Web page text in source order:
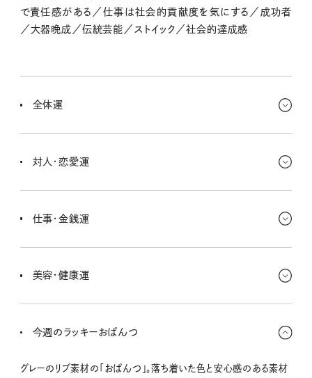
で責任感がある／仕事は社会的貢献度を気にする／成功者
／大器晩成／伝統芸能／ストイック／社会的達成感
全体運
る週だよ〜。いつもコツコツがんばってるキミだからこそ、少し休憩
今日の自分を整えてからでOK！
対人・恋愛運
うから、適度な距離感を意識してね〜。シングルは、まじめな会話か
仕事・金銭運
いい日用品”を買ってみると運気もアップ♪ 今あるものを活かす工
美容・健康運
ズムを整えることがいちばん効くとき。冷房の冷えにも注意して、足
今週のラッキーおぱんつ
グレーのリブ素材の「おぱんつ」。落ち着いた色と安心感のある素材